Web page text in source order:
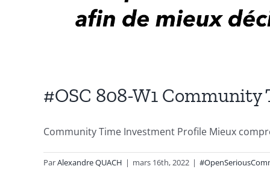
#OSC 808-W1
Community Time Investment Profile Mieux
ParAlexandre QUACH | mars 16th, 2022 |